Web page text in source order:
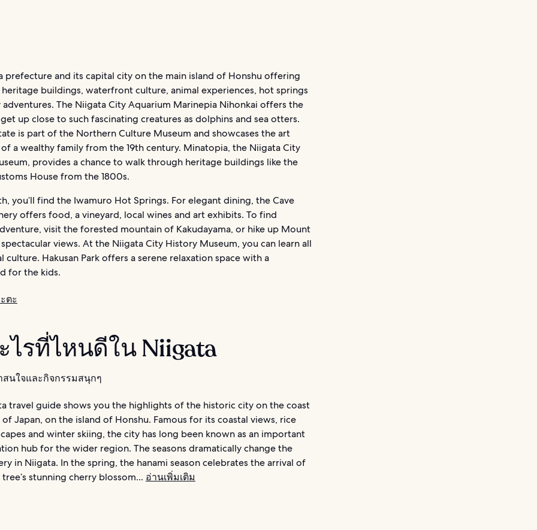
prefecture and its capital city on the main island of Honshu offering
heritage buildings, waterfront culture, animal experiences, hot springs
adventures. The Niigata City Aquarium Marinepia Nihonkai offers the
up close to such fascinating creatures as dolphins and sea otters.
is part of the Northern Culture Museum and showcases the art
a wealthy family from the 19th century. Minatopia, the Niigata City
provides a chance to walk through heritage buildings like the
House from the 1800s.
you’ll find the Iwamuro Hot Springs. For elegant dining, the Cave
offers food, a vineyard, local wines and art exhibits. To find
visit the forested mountain of Kakudayama, or hike up Mount
views. At the Niigata City History Museum, you can learn all
culture. Hakusan Park offers a serene relaxation space with a
for the kids.
ตะ
ไรที่ไหนดีใน Niigata
สนใจและกิจกรรมสนุกๆ
travel guide shows you the highlights of the historic city on the coast
Japan, on the island of Honshu. Famous for its coastal views, rice
and winter skiing, the city has long been known as an important
hub for the wider region. The seasons dramatically change the
in Niigata. In the spring, the hanami season celebrates the arrival of
stunning cherry blossom... อ่านเพิ่มเติม